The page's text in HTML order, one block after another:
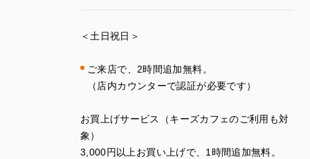
＜土日祝日＞
ご来店で、 2時間追加無料。
（店内カウンターで認証が必要です）
お買上げサービス（キーズカフェのご利用も対
象）
3 000円以上お買い上げで、 1 時間追加無料。